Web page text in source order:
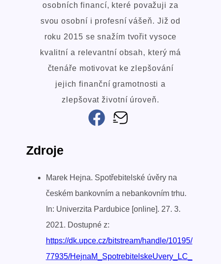
osobních financí, které považuji za
svou osobní i profesní vášeň. Již od
roku 2015 se snažím tvořit vysoce
kvalitní a relevantní obsah, který má
čtenáře motivovat ke zlepšování
jejich finanční gramotnosti a
zlepšovat životní úroveň.
Zdroje
Marek Hejna. Spotřebitelské úvěry na
českém bankovním a nebankovním trhu.
In: Univerzita Pardubice [online]. 27. 3.
2021. Dostupné z:
https://dk.upce.cz/bitstream/handle/10195/
77935/HejnaM_SpotrebitelskeUvery_LC_